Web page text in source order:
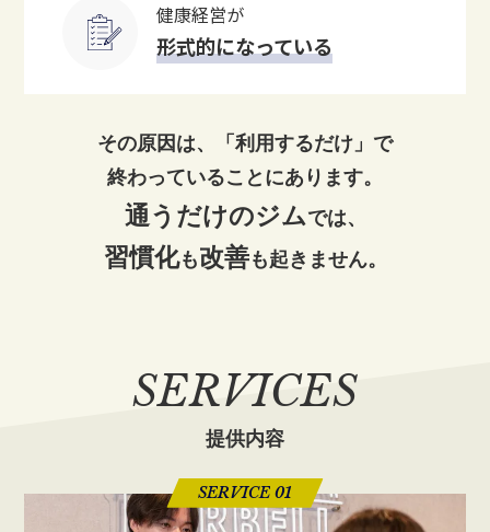
健康経営が
形式的になっている
その原因は、「利用するだけ」で
終わっていることにあります。
通うだけのジム では、
習慣化も改善も起きません。
SERVICES
提供内容
SERVICE 01